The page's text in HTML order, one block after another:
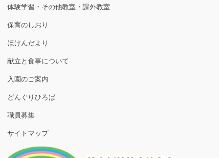
体験学習・その他教室・課外教室
保育のしおり
ほけんだより
献立と食事について
入園のご案内
どんぐりひろば
職員募集
サイトマップ